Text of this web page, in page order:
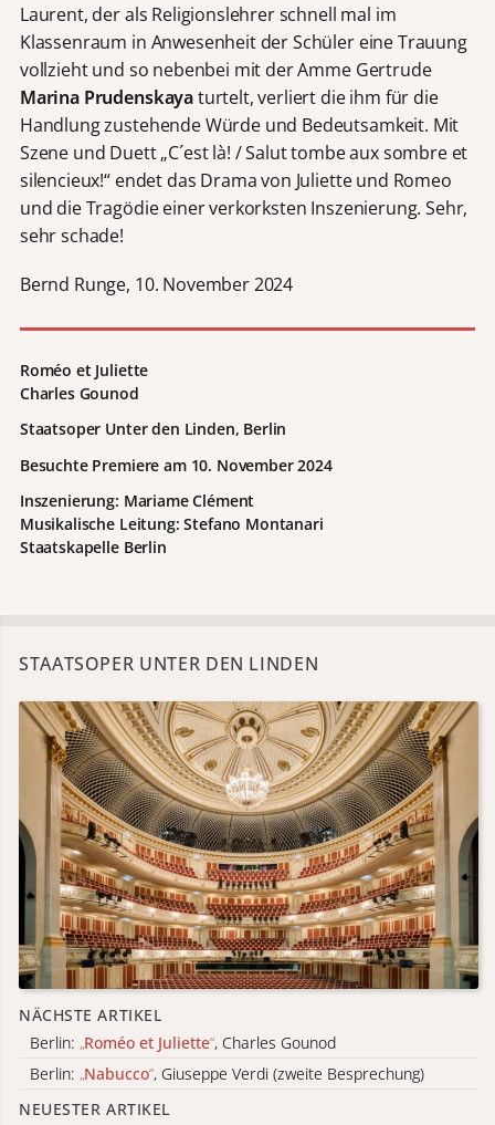
Laurent, der als Religionslehrer schnell mal im
Klassenraum in Anwesenheit der Schüler eine Trauung
vollzieht und so nebenbei mit der Amme Gertrude
Marina Prudenskayaturtelt, verliert die ihm für die
Handlung zustehende Würde und Bedeutsamkeit. Mit
Szene und Duett „C´est là! / Salut tombe aux sombre et
silencieux!“ endet das Drama von Juliette und Romeo
und die Tragödie einer verkorksten Inszenierung. Sehr,
sehr schade!
Bernd Runge, 10. November 2024
Roméo et Juliette
Charles Gounod
Staatsoper Unter den Linden, Berlin
Besuchte Premiere am 10. November 2024
Inszenierung: Mariame Clément
Musikalische Leitung: Stefano Montanari
Staatskapelle Berlin
STAATSOPER UNTER DEN LINDEN
NÄCHSTE ARTIKEL
Berlin: „Roméo et Juliette“, Charles Gounod
Berlin: „Nabucco“, Giuseppe Verdi (zweite Besprechung)
NEUESTER ARTIKEL